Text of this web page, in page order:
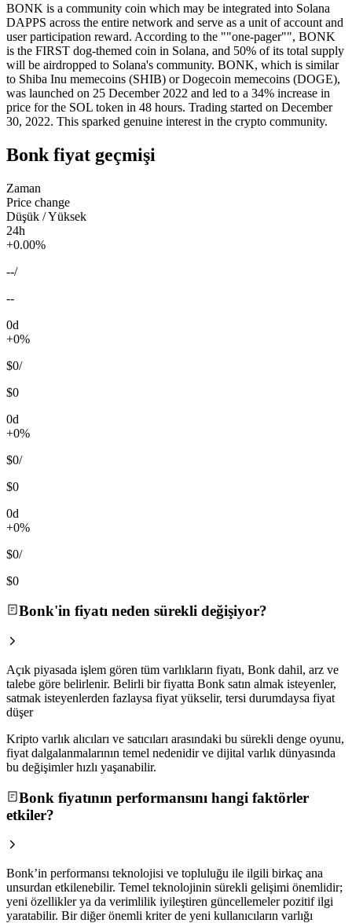
BONK is a community coin which may be integrated into Solana
DAPPS across the entire network and serve as a unit of account and
user participation reward. According to the ""one-pager"", BONK
is the FIRST dog-themed coin in Solana, and 50% of its total supply
will be airdropped to Solana's community. BONK, which is similar
to Shiba Inu memecoins (SHIB) or Dogecoin memecoins (DOGE),
was launched on 25 December 2022 and led to a 34% increase in
price for the SOL token in 48 hours. Trading started on December
30, 2022. This sparked genuine interest in the crypto community.
Bonk fiyat geçmişi
Zaman
Price change
Düşük / Yüksek
24h
+0.00%
--/
--
0d
+0%
$0/
$0
0d
+0%
$0/
$0
0d
+0%
$0/
$0
Bonk'in fiyatı neden sürekli değişiyor?
Açık piyasada işlem gören tüm varlıkların fiyatı, Bonk dahil, arz ve
talebe göre belirlenir. Belirli bir fiyatta Bonk satın almak isteyenler,
satmak isteyenlerden fazlaysa fiyat yükselir, tersi durumdaysa fiyat
düşer
Kripto varlık alıcıları ve satıcıları arasındaki bu sürekli denge oyunu,
fiyat dalgalanmalarının temel nedenidir ve dijital varlık dünyasında
bu değişimler hızlı yaşanabilir.
Bonk fiyatının performansını hangi faktörler
etkiler?
Bonk’in performansı teknolojisi ve topluluğu ile ilgili birkaç ana
unsurdan etkilenebilir. Temel teknolojinin sürekli gelişimi önemlidir;
yeni özellikler ya da verimlilik iyileştiren güncellemeler pozitif ilgi
yaratabilir. Bir diğer önemli kriter de yeni kullanıcıların varlığı